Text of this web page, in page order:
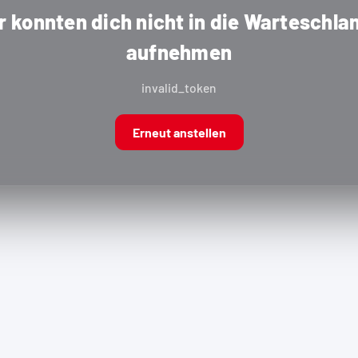
konnten dich nicht in die
aufnehmen
invalid_token
Erneut anstellen